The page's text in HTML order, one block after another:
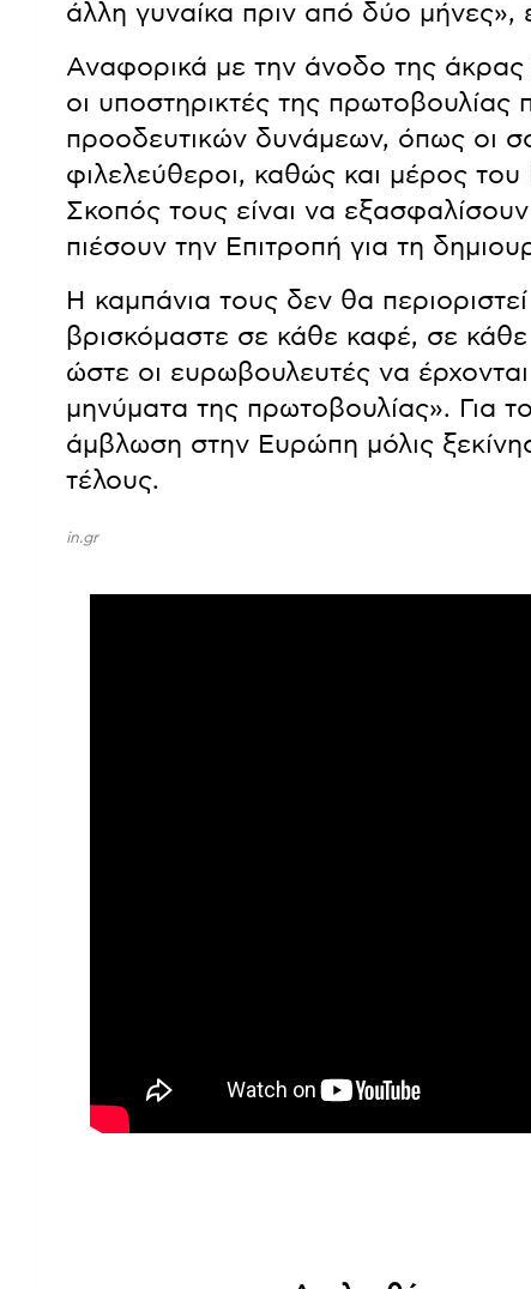
άλλη γυναίκα πριν από δύο μήνες»,
Αναφορικά με την άνοδο της άκρας
οι υποστηρικτές της πρωτοβουλίας
προοδευτικών δυνάμεων, όπως οι
φιλελεύθεροι, καθώς και μέρος
Σκοπός τους είναι να
πιέσουν την Επιτροπή για τη
Η καμπάνια τους δεν θα
βρισκόμαστε σε κάθε καφέ, σε
ώστε οι ευρωβουλευτές να
μηνύματα της πρωτοβουλίας». Για
άμβλωση στην Ευρώπη μόλις
τέλους.
in.gr